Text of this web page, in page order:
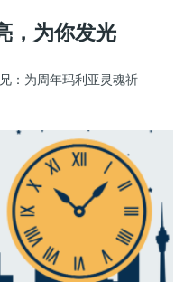
，为你发光
：为周年玛利亚灵魂祈